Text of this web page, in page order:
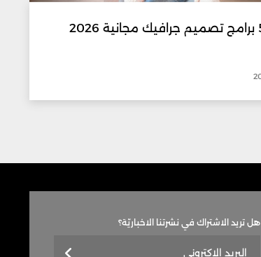
هل تريد الاشتراك في نشرتنا الاخباريّة؟